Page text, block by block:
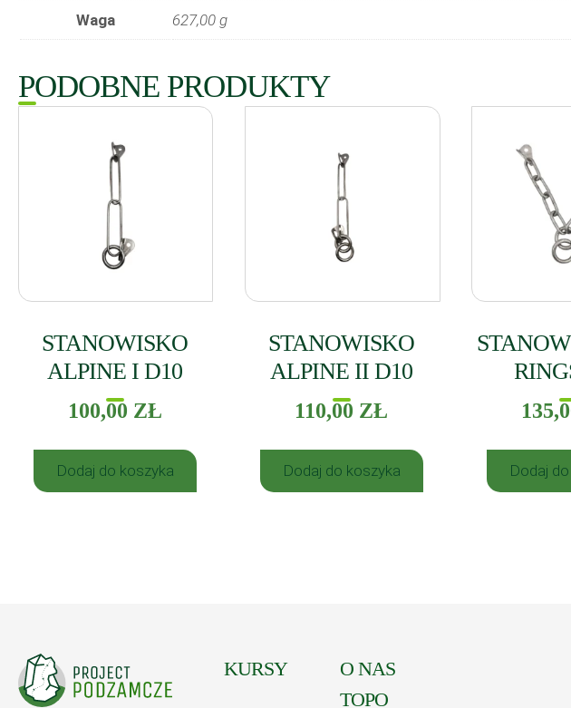
Waga 627,00 g
PODOBNE PRODUKTY
STANOWISKO
ALPINE I D10
100,00 ZŁ
Dodaj do koszyka
STANOWISKO
ALPINE II D10
110,00 ZŁ
Dodaj do koszyka Dodaj
KURSY
O NAS
TOPO